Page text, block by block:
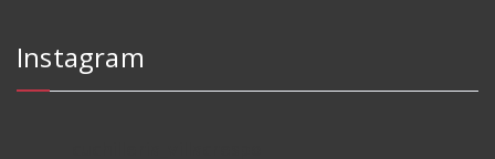
Instagram